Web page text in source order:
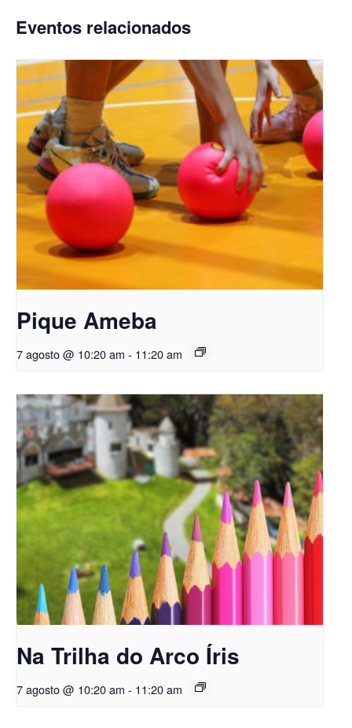
Eventos relacionados
Pique Ameba
7 agosto @ 10:20 am - 11:20 am
Na Trilha do Arco Íris
7 agosto @ 10:20 am - 11:20 am